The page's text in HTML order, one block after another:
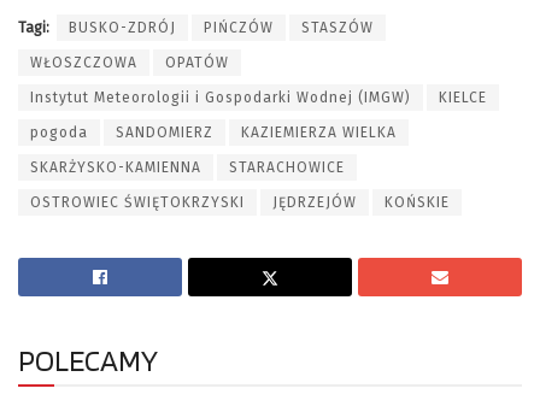
Tagi: BUSKO-ZDRÓJ PIŃCZÓW STASZÓW
WŁOSZCZOWA OPATÓW
Instytut Meteorologii i Gospodarki Wodnej (IMGW) KIELCE
pogoda SANDOMIERZ KAZIEMIERZA WIELKA
SKARŻYSKO-KAMIENNA STARACHOWICE
OSTROWIEC ŚWIĘTOKRZYSKI JĘDRZEJÓW KOŃSKIE
POLECAMY